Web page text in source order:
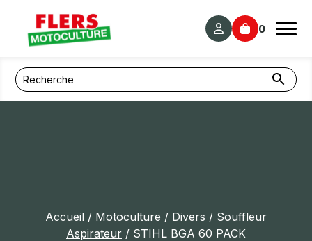
0
Accueil / Motoculture / Divers / Souffleur
Aspirateur / STIHL BGA 60 PACK